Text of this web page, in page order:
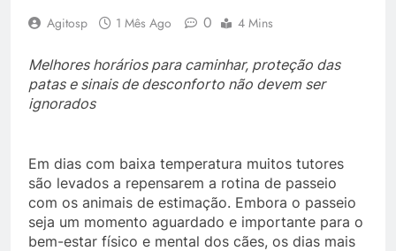
Agitosp 1 Mês Ago 0 4 Mins
Melhores horários para caminhar, proteção das
patas e sinais de desconforto não devem ser
ignorados
Em dias com baixa temperatura muitos tutores
são levados a repensarem a rotina de passeio
com os animais de estimação. Embora o passeio
seja um momento aguardado e importante para o
bem-estar físico e mental dos cães, os dias mais